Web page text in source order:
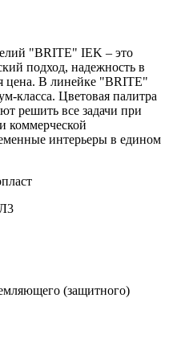
"BRITE" IEK – это
подход, надежность в
цена. В линейке "BRITE"
класса. Цветовая палитра
решить все задачи при
коммерческой
интерьеры в едином
(защитного)